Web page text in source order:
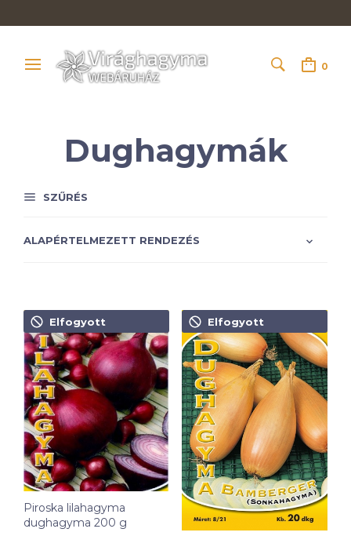
0
Dughagymák
SZŰRÉS
Piroska lilahagyma
dughagyma 200 g
Elfogyott Elfogyott